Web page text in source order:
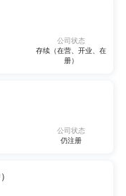
公司状态
存续（在营、开业、在
册）
公司状态
仍注册